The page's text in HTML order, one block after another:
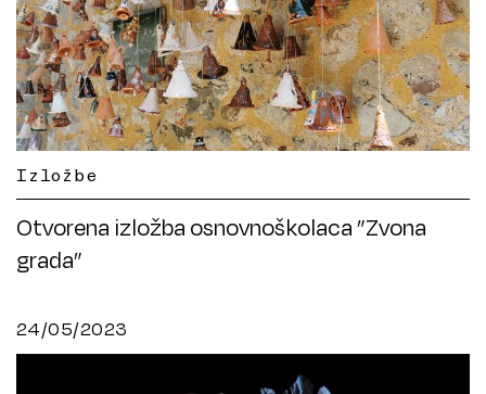
Izložbe
Otvorena izložba osnovnoškolaca ”Zvona
grada”
24/05/2023